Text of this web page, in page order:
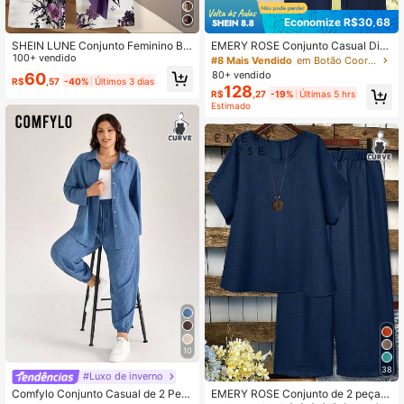
SHEIN LUNE Conjunto Feminino Bo
ho Floral Roxo Escuro 2 Peças, Blus
a de Manga Curta com Laço e Calç
a Reta para o Verão, Blusa Elegante
100+ vendido
R$60 ,57 -40% Últimos 3 dias
10
#Luxo de inverno
Comfylo Conjunto Casual de 2 Peç
Economize R$30,68
EMERY ROSE Conjunto Casual Diár
io Feminino Plus Size com Top Listr
ada e Calça Plissada de Cor Sólida
#8 Mais Vendido
em Botão Coortes Plus Size
80+ vendido
R$128 ,27 -19% Últimas 5 hrs
Estimado
38
EMERY ROSE Conjunto de 2 peças